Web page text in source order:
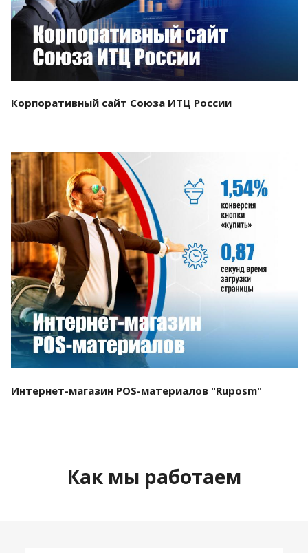
Корпоративный сайт Союза ИТЦ России
Смотреть проект
Интернет-магазин POS-материалов "Ruposm"
Как мы работаем